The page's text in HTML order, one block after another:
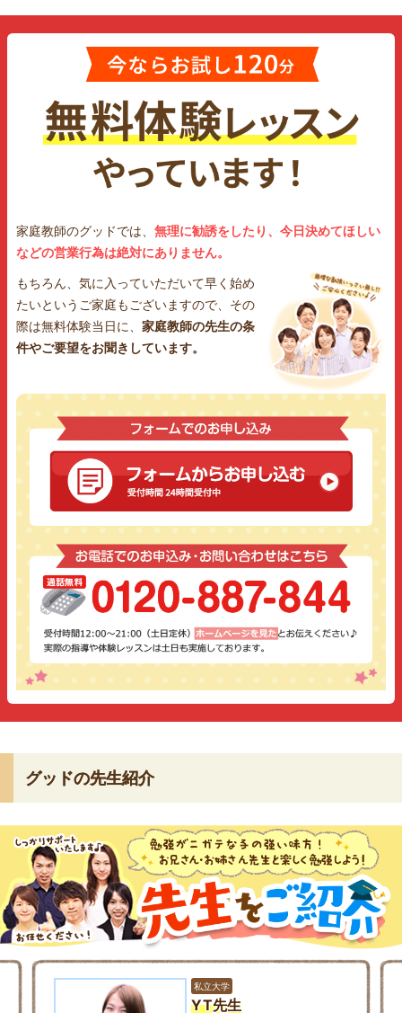
家庭教師のグッドでは、 無理に勧誘をしたり、今日決めてほしい
などの営業行為は絶対にありません。
もちろん、気に入っていただいて早く始め
たいというご家庭もございますので、その
際は無料体験当日に、 家庭教師の先生の条
件やご要望をお聞きしています。
グッドの先生紹介
私立大学
YT先生